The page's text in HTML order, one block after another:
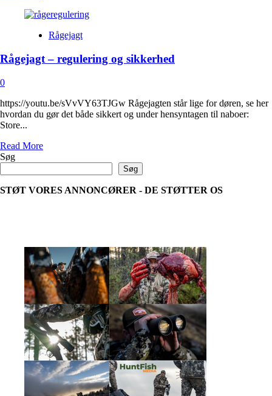
about
og
Rågejagt
Rågejagt – regulering og sikkerhed
0
https://youtu.be/sVvVY63TJGw Rågejagten står lige for døren, se her
hvordan du gør det både sikkert og under hensyntagen til naboer:
Store...
Read MoreRead
Rågejagt
–
Søg
Søg
STØT VORES ANNONCØRER - DE STØTTER OS